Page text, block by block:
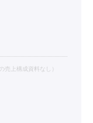
売上構成資料なし）